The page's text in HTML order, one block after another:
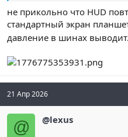
не прикольно что HUD
стандартный экран
давление в шинах
21 Апр 2026
@ @lexus